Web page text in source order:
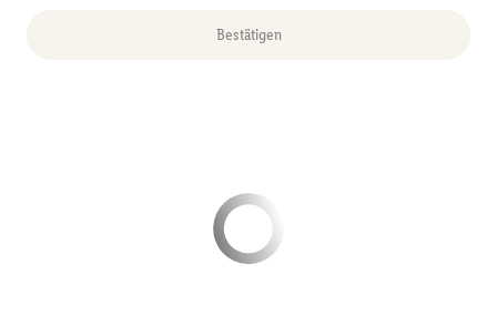
Bestätigen